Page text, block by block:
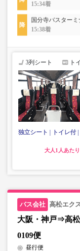
15:34着
国分寺バスターミ
15:38着
3列シート ト
独立シート トイレ付
大人
高松エク
大阪・神戸⇒高
0109便
昼行便